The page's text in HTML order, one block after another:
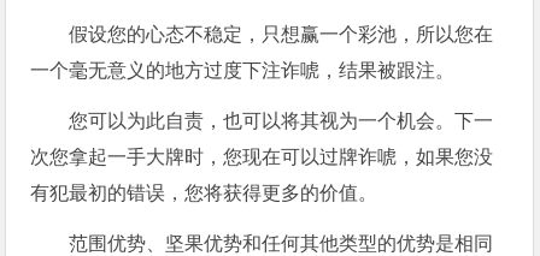
假设您的心态不稳定，只想赢一个彩池，所以您在
一个毫无意义的地方过度下注诈唬，结果被跟注。
您可以为此自责，也可以将其视为一个机会。下一
次您拿起一手大牌时，您现在可以过牌诈唬，如果您没
有犯最初的错误，您将获得更多的价值。
范围优势、坚果优势和任何其他类型的优势是相同